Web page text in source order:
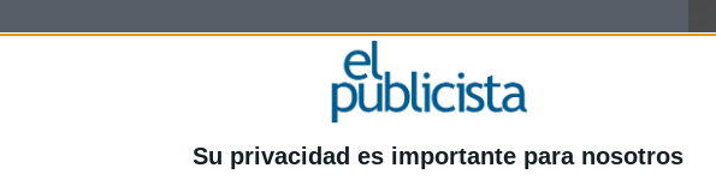
Su privacidad es importante para nosotros